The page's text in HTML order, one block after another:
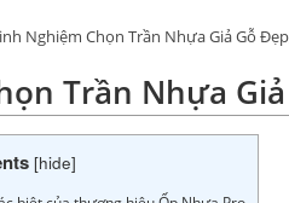
Nghiệm Chọn Trần Nhựa Giả Gỗ
Trần Nhựa
[hide]